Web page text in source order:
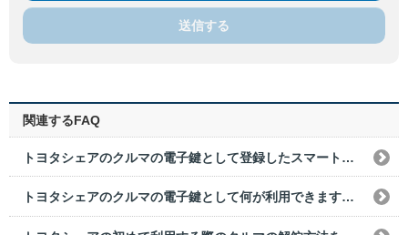
送信する
関連するFAQ
トヨタシェアのクルマの電子鍵として登録したスマートフォンを紛失または損傷した場合は、どうすればいいですか？
トヨタシェアのクルマの電子鍵として何が利用できますか？